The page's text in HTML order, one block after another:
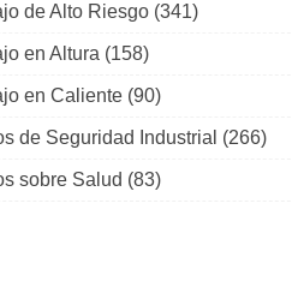
de Alto Riesgo (341)
en Altura (158)
en Caliente (90)
de Seguridad Industrial (266)
sobre Salud (83)